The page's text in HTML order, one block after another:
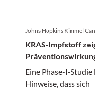
Johns Hopkins Kimmel
KRAS-Impfstoff
Eine Phase-I-
Hinweise, dass sich